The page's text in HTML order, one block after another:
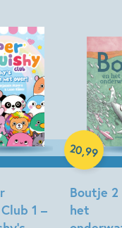
1 –
Boutje
het
20,99
Hardcover